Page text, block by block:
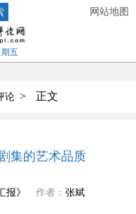
网站地图
五
论 > 正文
集的艺术品质
报》 作者： 张斌